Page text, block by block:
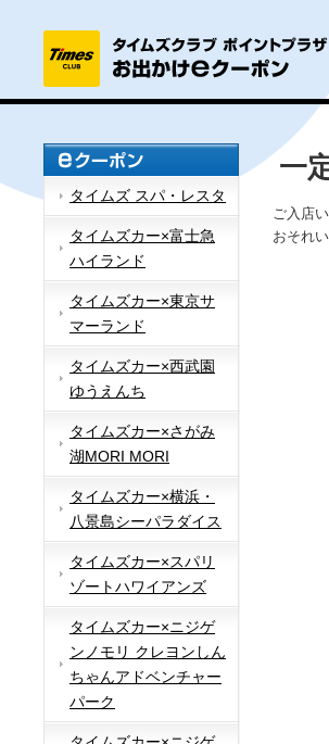
タイムズ スパ・レスタ
タイムズカー×富士急
ハイランド
タイムズカー×東京サ
マーランド
タイムズカー×西武園
ゆうえんち
タイムズカー×さがみ
湖MORI MORI
タイムズカー×横浜・
八景島シーパラダイス
タイムズカー×スパリ
ゾートハワイアンズ
タイムズカー×ニジゲ
ンノモリ クレヨンしん
ちゃんアドベンチャー
パーク
一
ご入店
おそれ